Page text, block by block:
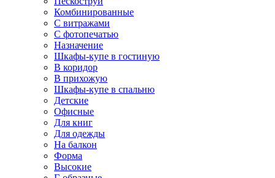
Комбинированные
С витражами
С фотопечатью
Назначение
Шкафы-купе в гостиную
В коридор
В прихожую
Шкафы-купе в спальню
Детские
Офисные
Для книг
Для одежды
На балкон
Форма
Высокие